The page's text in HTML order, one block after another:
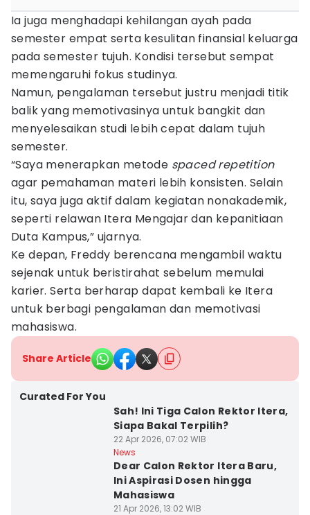
Ia juga menghadapi kehilangan ayah pada
semester empat serta kesulitan finansial keluarga
pada semester tujuh. Kondisi tersebut sempat
memengaruhi fokus studinya.
Namun, pengalaman tersebut justru menjadi titik
balik yang memotivasinya untuk bangkit dan
menyelesaikan studi lebih cepat dalam tujuh
semester.
“Saya menerapkan metode spaced repetition
agar pemahaman materi lebih konsisten. Selain
itu, saya juga aktif dalam kegiatan nonakademik,
seperti relawan Itera Mengajar dan kepanitiaan
Duta Kampus,” ujarnya.
Ke depan, Freddy berencana mengambil waktu
sejenak untuk beristirahat sebelum memulai
karier. Serta berharap dapat kembali ke Itera
untuk berbagi pengalaman dan memotivasi
mahasiswa.
Share Article
Curated For You
Sah! Ini Tiga Calon Rektor Itera,
Siapa Bakal Terpilih?
22 Apr 2026, 07:02 WIB
News
Dear Calon Rektor Itera Baru,
Ini Aspirasi Dosen hingga
Mahasiswa
21 Apr 2026, 13:02 WIB